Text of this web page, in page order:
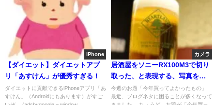
iPhone
【ダイエット】ダイエットアプ
リ「あすけん」が優秀すぎる！
ダイエットに貢献できるiPhoneアプリ「あ
すけん」（Androidにもあります）がすご
カメラ
居酒屋をソニーRX100M3で切り
取った、と表現する、写真を貼
り付けるだけの安直な記事です
今週のお題「今年買ってよかったもの」
最近、ブログネタに困ることが多くなって